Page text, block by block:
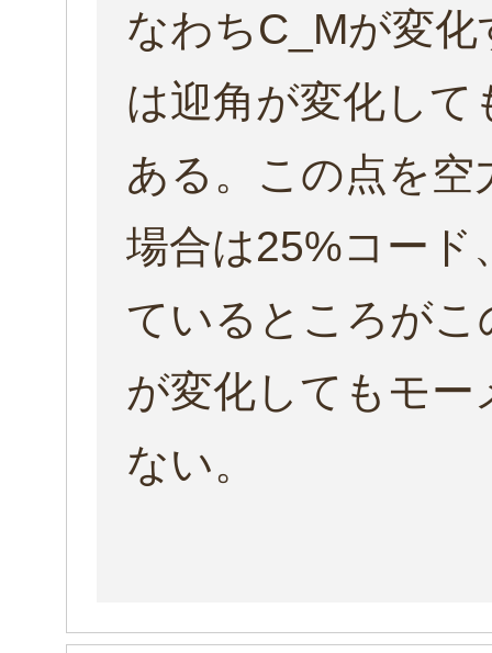
なわちC_Mが変
は迎角が変化して
ある。この点を空
場合は25%コード
ているところが
が変化してもモ
ない。